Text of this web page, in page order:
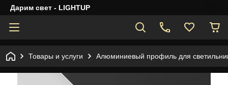
Дарим свет - LIGHTUP
Товары и услуги Алюминиевый профиль для